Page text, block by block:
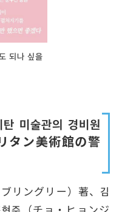
되나 싶을
미술관의 경비원
タン美術館の警
リングリー）著、김
주（チョ・ヒョンジ